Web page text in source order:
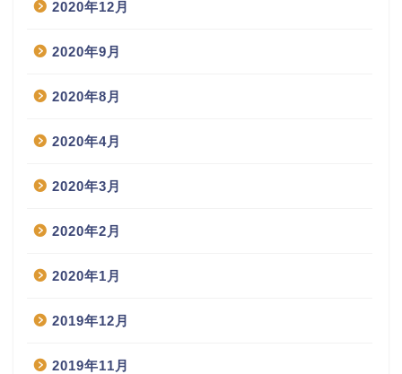
2020年12月
2020年9月
2020年8月
2020年4月
2020年3月
2020年2月
2020年1月
2019年12月
2019年11月